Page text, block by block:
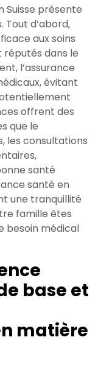
Suisse présente
Tout d’abord,
aux soins
réputés dans le
l’assurance
évitant
offrent des
que le
les consultations
santé
santé en
une tranquillité
famille êtes
besoin médical
base et
matière